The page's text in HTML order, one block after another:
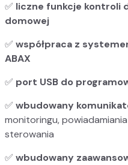
✅ liczne funkcje kontroli
domowej
✅ współpraca z
ABAX
✅ port USB do
✅ wbudowany
monitoringu,
sterowania
✅ wbudowany